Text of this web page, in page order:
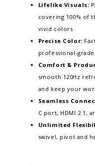
Lifelike Visuals:
covering 100% of
vivid colors
Precise Color:
professional-
Comfort &
smooth 120Hz
and keep your
Seamless
C port, HDMI 2.1,
Unlimited
swivel, pivot and